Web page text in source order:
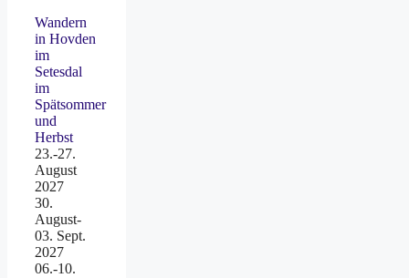
Wandern
in Hovden
im
Setesdal
im
Spätsommer
und
Herbst
23.-27.
August
2027
30.
August-
03. Sept.
2027
06.-10.